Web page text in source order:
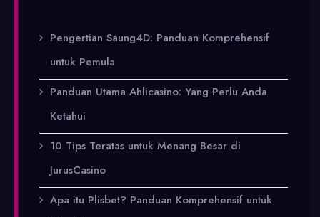
Pengertian Saung4D: Panduan Komprehensif
untuk Pemula
Panduan Utama Ahlicasino: Yang Perlu Anda
Ketahui
10 Tips Teratas untuk Menang Besar di
JurusCasino
Apa itu Plisbet? Panduan Komprehensif untuk